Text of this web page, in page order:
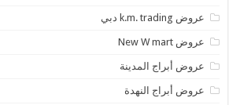
عروض k.m. trading دبي
عروض New W mart
عروض أبراج المدينة
عروض أبراج النهدة